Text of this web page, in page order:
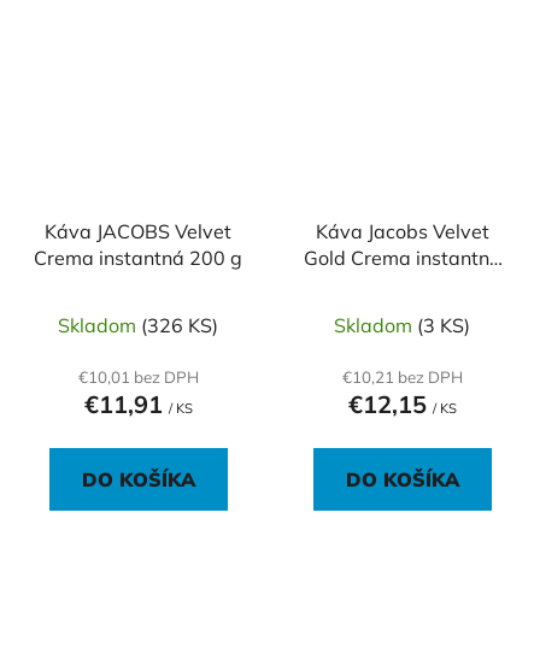
Káva JACOBS Velvet
Crema instantná 200 g
Skladom (326 KS)
€10,01 bez DPH
€11,91 / KS
DO KOŠÍKA
Káva Jacobs Velvet
Gold Crema instantná
Skladom (3 KS)
€10,21 bez DPH
€12,15 / KS
DO KOŠÍKA